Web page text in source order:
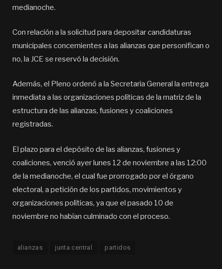
medianoche.
Con relación a la solicitud para depositar candidaturas
municipales concernientes a las alianzas que personifican o
no, la JCE se reservó la decisión.
Además, el Pleno ordenó a la Secretaria General la entrega
inmediata a las organizaciones políticas de la matriz de la
estructura de las alianzas, fusiones y coaliciones
registradas.
El plazo para el depósito de las alianzas, fusiones y
coaliciones, venció ayer lunes 12 de noviembre a las 12:00
de la medianoche, el cual fue prorrogado por el órgano
electoral, a petición de los partidos, movimientos y
organizaciones políticas, ya que el pasado 10 de
noviembre no habían culminado con el proceso.
alianzas junta central partidos